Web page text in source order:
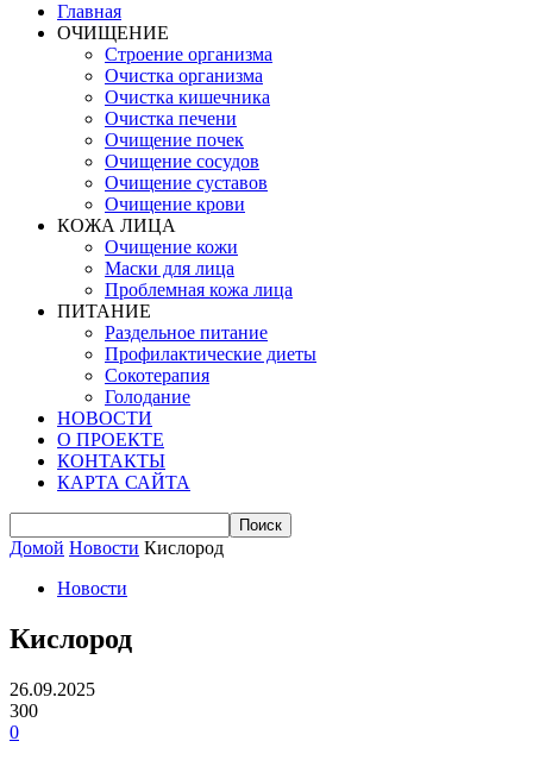
Главная
ОЧИЩЕНИЕ
Строение организма
Очистка организма
Очистка кишечника
Очистка печени
Очищение почек
Очищение сосудов
Очищение суставов
Очищение крови
КОЖА ЛИЦА
Очищение кожи
Маски для лица
Проблемная кожа лица
ПИТАНИЕ
Раздельное питание
Профилактические диеты
Сокотерапия
Голодание
НОВОСТИ
О ПРОЕКТЕ
КОНТАКТЫ
КАРТА САЙТА
Домой Новости Кислород
Новости
Кислород
26.09.2025
300
0